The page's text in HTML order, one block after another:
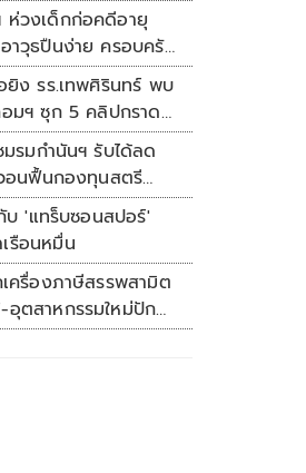
วงเด็กก่อคดีอายุ
าวุธปืนง่าย ครอบครัว
นสำคัญ
ยิง รร.เทพศิรินทร์ พบ
มฯ ซุก 5 คลิปกราด
มรมกำนันฯ รับได้ลด
อนฟื้นกองทุนสตรี
บ 'แทร็บซอนสปอร์'
รือนหมื่น
เครื่องภาษีสรรพสามิต
อุตสาหกรรมใหม่ปัก